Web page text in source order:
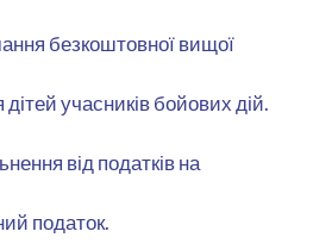
безкоштовної вищої
учасників бойових дій.
від податків на
податок.